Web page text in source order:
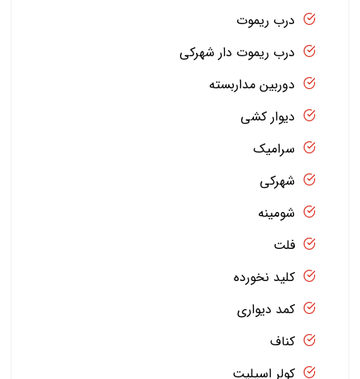
درب ریموت
درب ریموت دار شهرکی
دوربین مداربسته
دیوار کشی
سرامیک
شهرکی
شومینه
فلت
کلید نخورده
کمد دیواری
کناف
کولر اسپلیت